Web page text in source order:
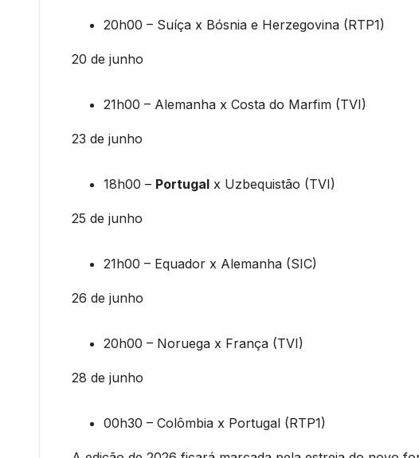
20h00 – Suíça x Bósnia e Herzegovina (RTP1)
20 de junho
21h00 – Alemanha x Costa do Marfim (TVI)
23 de junho
18h00 – Portugal x Uzbequistão (TVI)
25 de junho
21h00 – Equador x Alemanha (SIC)
26 de junho
20h00 – Noruega x França (TVI)
28 de junho
00h30 – Colômbia x Portugal (RTP1)